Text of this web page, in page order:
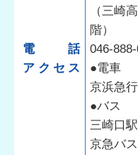
（三崎
階）
電話
046-
アクセス
●電車
京浜急
●バス
三崎口
京急バ